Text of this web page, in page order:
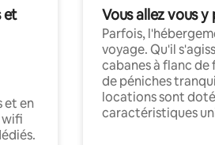
et
et en
Vous allez vous y
Parfois,
voyage. Qu'il
cabanes à flanc de
de péniches
locations sont
caractéristiques